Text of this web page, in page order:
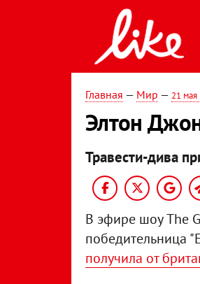
Главная — Мир — 21 мая
Элтон
Травести-дива
В эфире шоу The
победительница
получила от